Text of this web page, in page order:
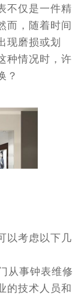
仅是一件精
而，随着时间
现磨损或划
种情况时，许
？
考虑以下几
事钟表维修
的技术人员和